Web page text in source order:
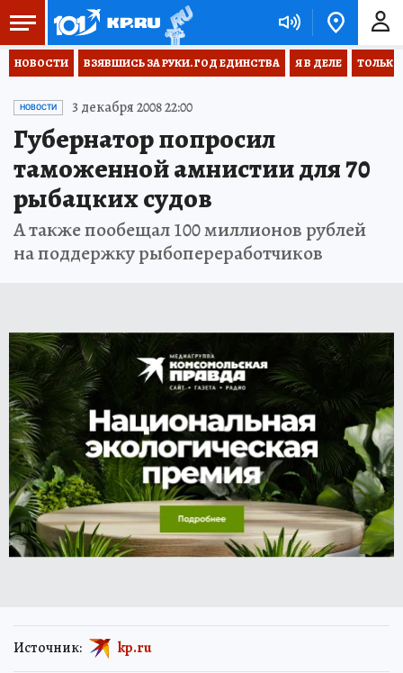
НОВОСТИ ВЗЯВШИСЬ ЗА РУКИ. ГОД ЕДИНСТВА Я В ДЕЛЕ ТОЛЬКО
НОВОСТИ 3 декабря 2008 22:00
Губернатор попросил
таможенной амнистии для 70
рыбацких судов
А также пообещал 100 миллионов рублей
на поддержку рыбопереработчиков
Источник: kp.ru